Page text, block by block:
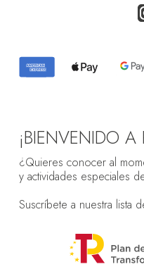
¡BIENVENIDO A
¿Quieres conocer al
y actividades especiales
Suscríbete a nuestra lista